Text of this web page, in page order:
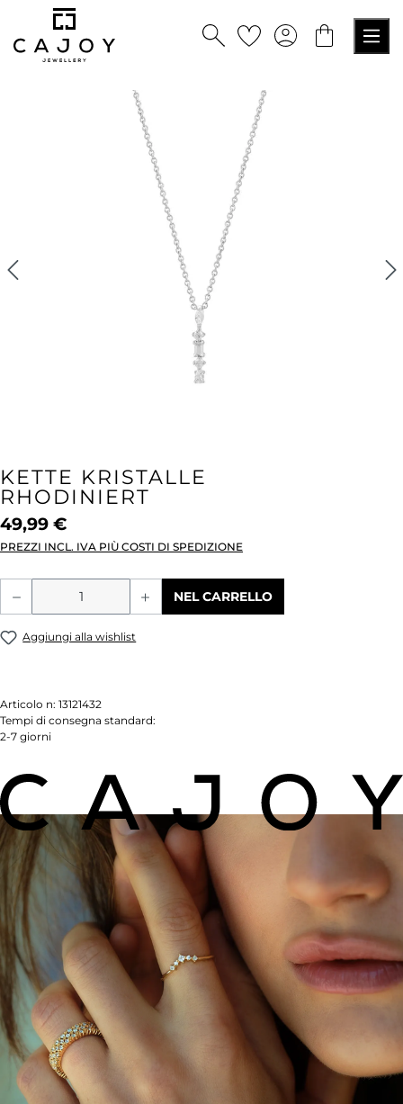
principale
KETTE KRISTALLE
RHODINIERT
49,99 €
PREZZI INCL. IVA PIÙ COSTI DI SPEDIZIONE
Quantità del prodotto: inserisci la
NEL CARRELLO
Aggiungi alla wishlist
Articolo n: 13121432
Tempi di consegna standard:
2-7 giorni